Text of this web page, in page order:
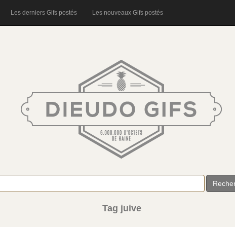
Les derniers Gifs postés Les nouveaux Gifs postés
Tag juive